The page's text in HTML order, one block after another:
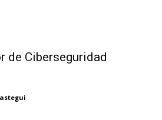
de Ciberseguridad